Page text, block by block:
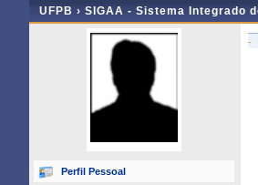
UFPB › SIGAA - Sistema Integrado
Perfil Pessoal
-